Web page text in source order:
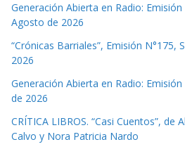
Generación Abierta en Radio:
Agosto de 2026
“Crónicas Barriales”, Emisión N°175,
2026
Generación Abierta en Radio:
de 2026
CRÍTICA LIBROS. “Casi Cuentos”, de
Calvo y Nora Patricia Nardo